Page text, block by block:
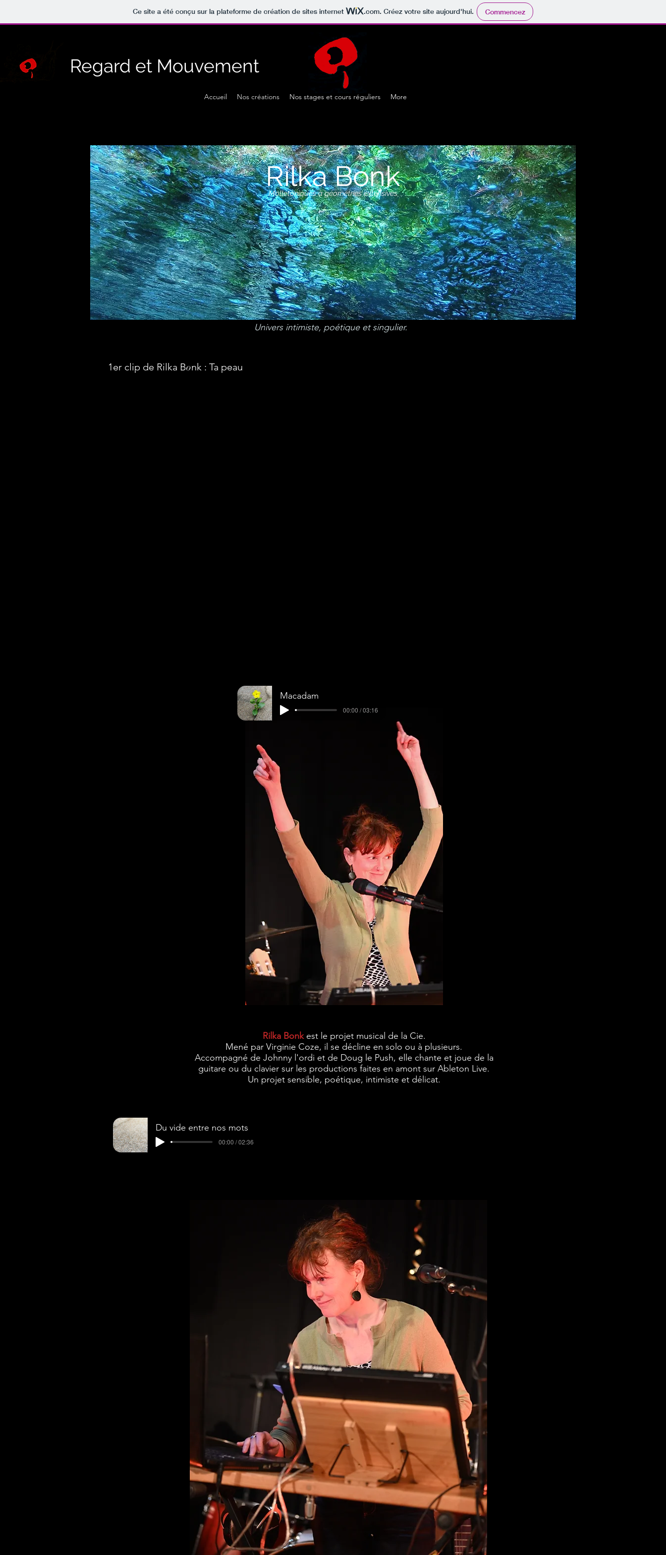
Ce site a été conçu sur la plateforme de création de sites internet .com. Créez votre site aujourd'hui. Commencez
Regard et Mouvement
Accueil Nos créations Nos stages et cours réguliers More
Molletoniques à géométries extensives
Rilka Bonk
Univers intimiste, poétique et singulier.
1er clip de Rilka Bonk : Ta peau
Macadam
00:00 / 03:16
Rilka Bonk est le projet musical de la Cie.
Mené par Virginie Coze, il se décline en solo ou à plusieurs.
Accompagné de Johnny l'ordi et de Doug le Push, elle chante et joue de la
guitare ou du clavier sur les productions faites en amont sur Ableton Live.
Un projet sensible, poétique, intimiste et délicat.
Du vide entre nos mots
00:00 / 02:36